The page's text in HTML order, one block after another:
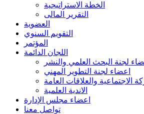
الخطة الاستراتيجية
التقرير المالى
العضوية
التقويم السنوي
المؤتمر
اللجان الدائمة
لجنة البحث العلمي والنشر
اعضاء لجنة التطوير المهني
الاجتماعية والعلاقات العامة
الاندية العلمية
اعضاء مجلس الإدارة
تواصل معنا